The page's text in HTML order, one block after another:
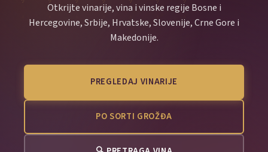
Otkrijte vinarije, vina i vinske regije Bosne i
Hercegovine, Srbije, Hrvatske, Slovenije, Crne Gore i
Makedonije.
PREGLEDAJ VINARIJE
PO SORTI GROŽĐA